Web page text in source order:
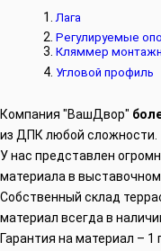
1. Лага
2. Регулируемые
3. Кляммер
4. Угловой профиль
Компания "ВашДвор"
из ДПК любой сложности.
У нас представлен
материала в выставочном
Собственный склад
материал всегда в
Гарантия на материал – 1